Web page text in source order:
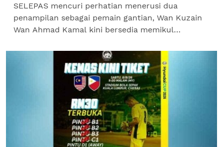
SELEPAS mencuri perhatian menerusi dua
penampilan sebagai pemain gantian, Wan Kuzain
Wan Ahmad Kamal kini bersedia memikul
Malaya berdepan Filipina dalam aksi...